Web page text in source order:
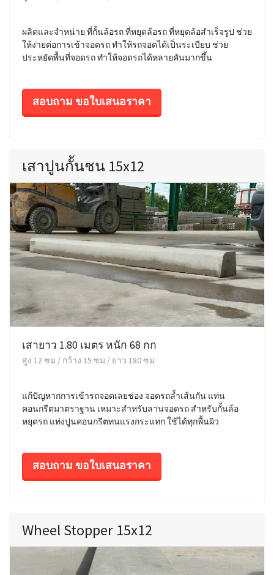
ผลิตและจำหน่าย ที่กั้นล้อรถ ที่หยุดล้อรถ ที่หยุดล้อสำเร็จรูป ช่วย
ให้ง่ายต่อการเข้าจอดรถ ทำให้รถจอดได้เป็นระเบียบ ช่วย
ประหยัดพื้นที่จอดรถ ทำให้จอดรถได้หลายคันมากขึ้น
สอบถาม ขอใบเสนอราคา
เสาปูนกั้นชน 15x12
เสายาว 1.80 เมตร หนัก 68 กก
สูง 12 ซม / กว้าง 15 ซม / ยาว 180 ซม
แก้ปัญหากการเข้ารถจอดเลยช่อง จอดรถล้ำเส้นกัน แท่น
คอนกรีตมาตราฐาน เหมาะสำหรับลานจอดรถ สำหรับกั้นล้อ
หยุดรถ แท่งปูนคอนกรีตทนแรงกระแทก ใช้ได้ทุกพื้นผิว
สอบถาม ขอใบเสนอราคา
Wheel Stopper 15x12